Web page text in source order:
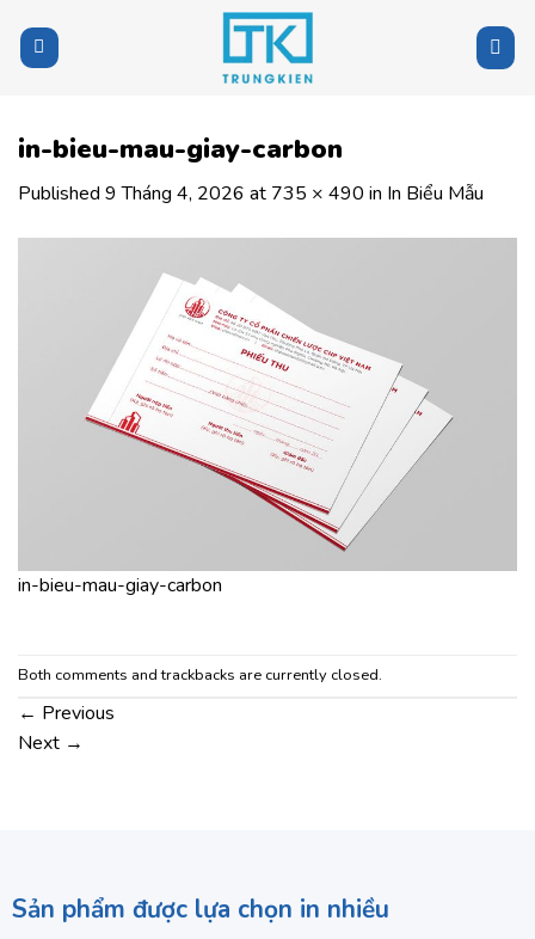
content
in-bieu-mau-giay-carbon
Published 9 Tháng 4, 2026 at 735 × 490 in In Biểu Mẫu
in-bieu-mau-giay-carbon
Both comments and trackbacks are currently closed.
← Previous
Next →
Sản phẩm được lựa chọn in nhiều